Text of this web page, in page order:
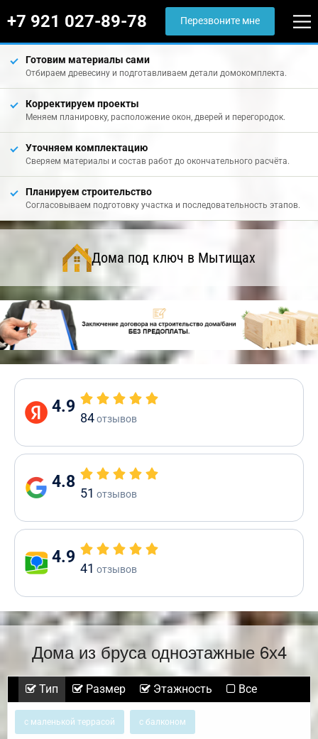
+7 921 027-89-78 Перезвоните мне
Готовим материалы сами
Отбираем древесину и подготавливаем детали домокомплекта.
Корректируем проекты
Меняем планировку, расположение окон, дверей и перегородок.
Уточняем комплектацию
Сверяем материалы и состав работ до окончательного расчёта.
Планируем строительство
Согласовываем подготовку участка и последовательность этапов.
Дома под ключ в Мытищах
4.9
84отзывов
4.8
51 отзывов
4.9
41 отзывов
Дома из бруса одноэтажные 6х4
Тип Размер Этажность Все
с маленькой террасой с балконом